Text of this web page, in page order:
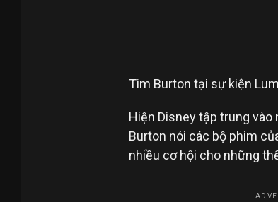
Tim Burton tại sự kiện
Hiện Disney tập trung vào
Burton nói các bộ phim
nhiều cơ hội cho những